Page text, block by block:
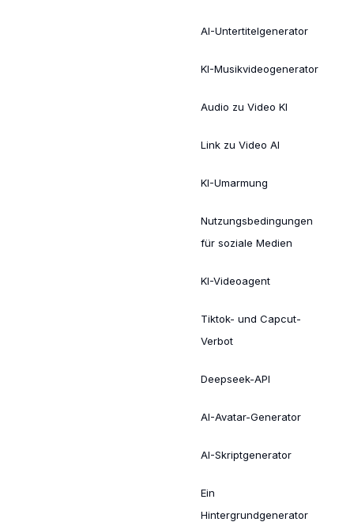
AI-Untertitelgenerator
KI-Musikvideogenerator
Audio zu Video KI
Link zu Video AI
KI-Umarmung
Nutzungsbedingungen
für soziale Medien
KI-Videoagent
Tiktok- und Capcut-
Verbot
Deepseek-API
AI-Avatar-Generator
AI-Skriptgenerator
Ein
Hintergrundgenerator